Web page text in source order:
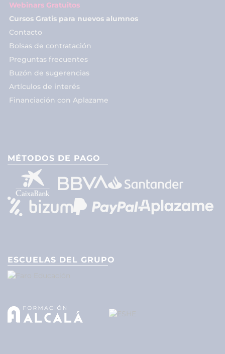
Webinars Gratuitos
Cursos Gratis para nuevos alumnos
Contacto
Bolsas de contratación
Preguntas frecuentes
Buzón de sugerencias
Artículos de interés
Financiación con Aplazame
MÉTODOS DE PAGO
ESCUELAS DEL GRUPO